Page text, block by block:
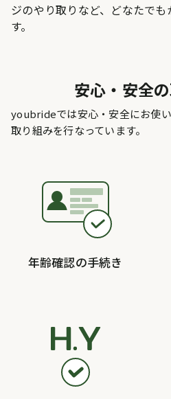
ジのやり取りなど、どなたで
す。
安心・安全
youbrideでは安心・安全にお使
取り組みを行なっています。
年齢確認の手続き